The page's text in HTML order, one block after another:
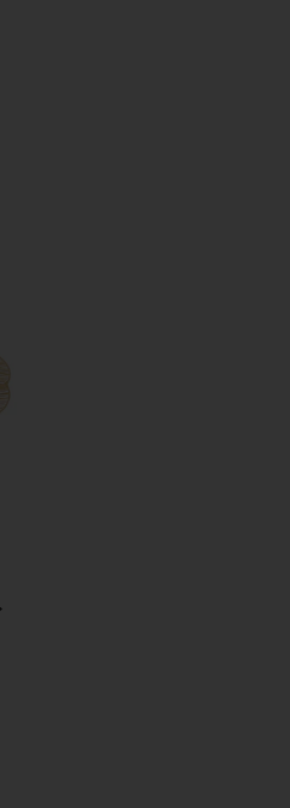
ドロップイヤリング
ネックレス